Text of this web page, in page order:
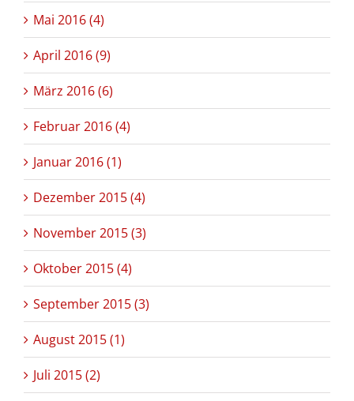
Mai 2016 (4)
April 2016 (9)
März 2016 (6)
Februar 2016 (4)
Januar 2016 (1)
Dezember 2015 (4)
November 2015 (3)
Oktober 2015 (4)
September 2015 (3)
August 2015 (1)
Juli 2015 (2)